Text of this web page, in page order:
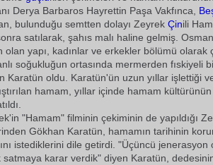
Derya Barbaros Hayrettin Paşa Vakfınca,
bulunduğu semtten dolayı Zeyrek Çinili
satılarak, şahıs malı haline gelmiş.
olan yapı, kadınlar ve erkekler bölümü olarak
soğukluğun ortasında mermerden fıskiyeli
Karatün oldu. Karatün'ün uzun yıllar işlettiği
hamam, yıllar içinde hamam
"Hamam" filminin çekiminin de yapıldığı
Gökhan Karatün, hamamın tarihinin
istediklerini dile getirdi. "Üçüncü
satmaya karar verdik" diyen Karatün,